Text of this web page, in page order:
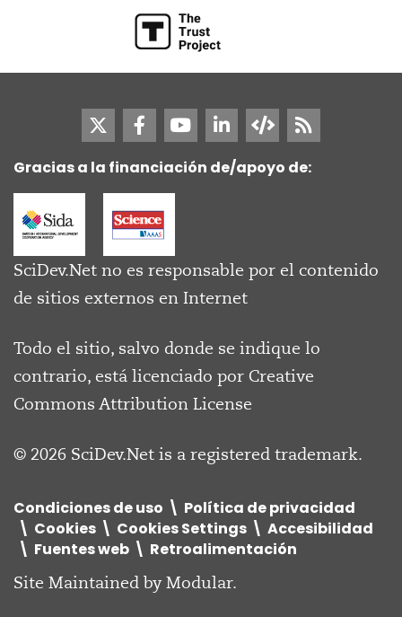
Gracias a la financiación de/apoyo de:
SciDev.Net no es responsable por el contenido
de sitios externos en Internet
Todo el sitio, salvo donde se indique lo
contrario, está licenciado por Creative
Commons Attribution License
© 2026 SciDev.Net is a registered trademark.
Condiciones de uso
Política de privacidad
Cookies
Cookies Settings
Accesibilidad
Fuentes web
Retroalimentación
Site Maintained byModular.